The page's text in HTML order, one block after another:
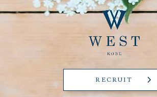
RECRUIT